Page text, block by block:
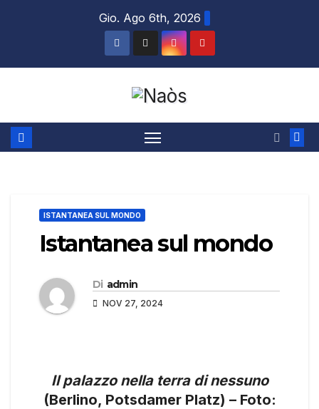
Gio. Ago 6th, 2026
ISTANTANEA SUL MONDO
Istantanea sul mondo
Di admin
NOV 27, 2024
Il palazzo nella terra di nessuno
(Berlino, Potsdamer Platz) – Foto: